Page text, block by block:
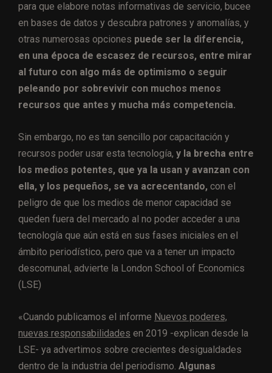
para que elabore notas informativas de servicio, bucee
en bases de datos y descubra patrones y anomalías, y
otras numerosas opciones puede ser la diferencia,
en una época de escasez de recursos, entre mirar
al futuro con algo más de optimismo o seguir
peleando por sobrevivir con muchos menos
recursos que antes y mucha más competencia.
Sin embargo, no es tan sencillo por capacitación y
recursos poder usar esta tecnología, y la brecha entre
los medios potentes, que ya la usan y avanzan con
ella, y los pequeños, se va acrecentando, con el
peligro de que los medios de menor capacidad se
queden fuera del mercado al no poder acceder a una
tecnología que aún está en sus fases iniciales en el
ámbito periodístico, pero que va a tener un impacto
descomunal, advierte la London School of Economics
(LSE)
«Cuando publicamos el informe Nuevos poderes,
nuevas responsabilidades en 2019 -explican desde la
LSE- ya advertimos sobre crecientes desigualdades
dentro de la industria del periodismo. Algunas